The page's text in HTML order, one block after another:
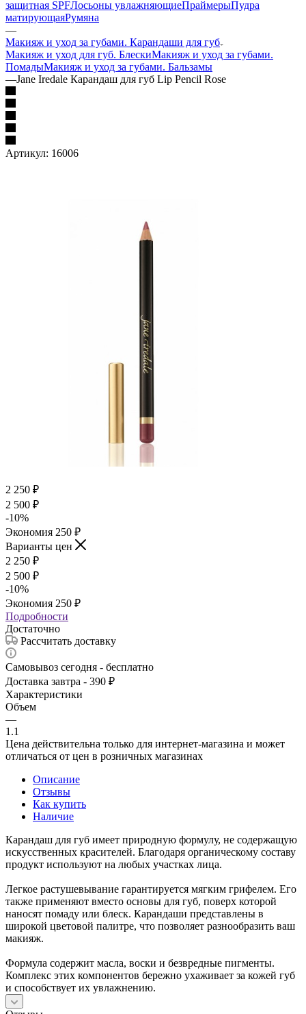
защитная SPFЛосьоны увлажняющиеПраймерыПудра
матирующаяРумяна
—
Макияж и уход за губами. Карандаши для губ
Макияж и уход для губ. БлескиМакияж и уход за губами.
ПомадыМакияж и уход за губами. Бальзамы
—Jane Iredale Карандаш для губ Lip Pencil Rose
Артикул: 16006
2 250 ₽
2 500 ₽
-10%
Экономия 250 ₽
Варианты цен
2 250 ₽
2 500 ₽
-10%
Экономия 250 ₽
Подробности
Достаточно
Рассчитать доставку
Самовывоз сегодня - бесплатно
Доставка завтра - 390 ₽
Характеристики
Объем
—
1.1
Цена действительна только для интернет-магазина и может
отличаться от цен в розничных магазинах
Описание
Отзывы
Как купить
Наличие
Карандаш для губ имеет природную формулу, не содержащую
искусственных красителей. Благодаря органическому составу
продукт используют на любых участках лица.
Легкое растушевывание гарантируется мягким грифелем. Его
также применяют вместо основы для губ, поверх которой
наносят помаду или блеск. Карандаши представлены в
широкой цветовой палитре, что позволяет разнообразить ваш
макияж.
Формула содержит масла, воски и безвредные пигменты.
Комплекс этих компонентов бережно ухаживает за кожей губ
и способствует их увлажнению.